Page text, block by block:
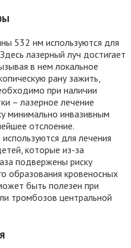
532 нм используются для
лазерный луч достигает
в нем локальное
рану зажить,
при наличии
– лазерное лечение
минимально инвазивным
отслоение.
для лечения
которые из-за
подвержены риску
образования кровеносных
быть полезен при
тромбозов центральной